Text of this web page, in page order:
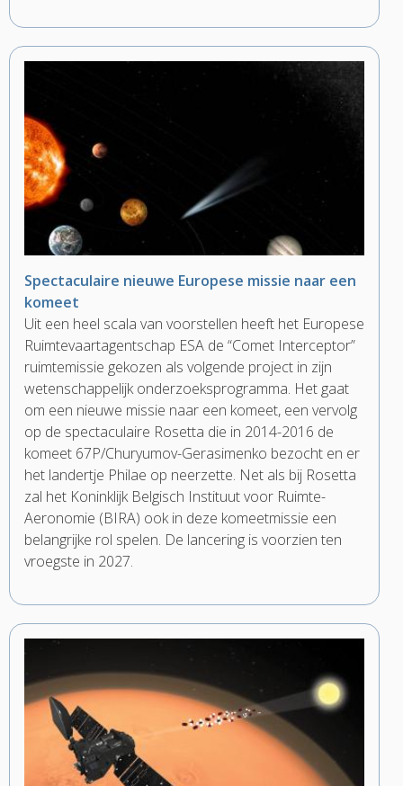
Spectaculaire nieuwe Europese missie naar een
komeet
Uit een heel scala van voorstellen heeft het Europese
Ruimtevaartagentschap ESA de “Comet Interceptor”
ruimtemissie gekozen als volgende project in zijn
wetenschappelijk onderzoeksprogramma. Het gaat
om een nieuwe missie naar een komeet, een vervolg
op de spectaculaire Rosetta die in 2014-2016 de
komeet 67P/Churyumov-Gerasimenko bezocht en er
het landertje Philae op neerzette. Net als bij Rosetta
zal het Koninklijk Belgisch Instituut voor Ruimte-
Aeronomie (BIRA) ook in deze komeetmissie een
belangrijke rol spelen. De lancering is voorzien ten
vroegste in 2027.